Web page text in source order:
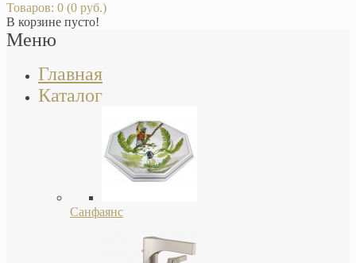
Товаров: 0 (0 руб.)
В корзине пусто!
Меню
Главная
Каталог
Санфаянс